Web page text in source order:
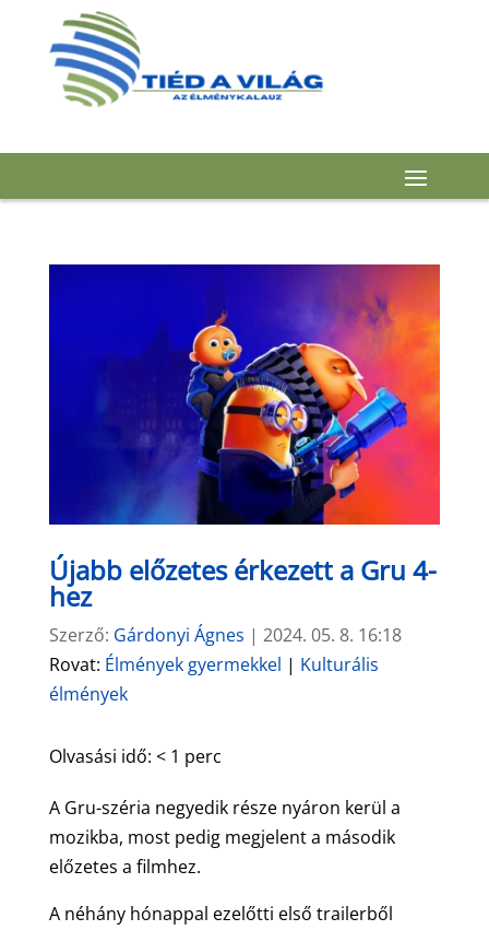
Újabb előzetes érkezett a Gru 4-
hez
Szerző: Gárdonyi Ágnes | 2024. 05. 8. 16:18
Rovat: Élmények gyermekkel | Kulturális
élmények
Olvasási idő: < 1 perc
A Gru-széria negyedik része nyáron kerül a
mozikba, most pedig megjelent a második
előzetes a filmhez.
A néhány hónappal ezelőtti első trailerből